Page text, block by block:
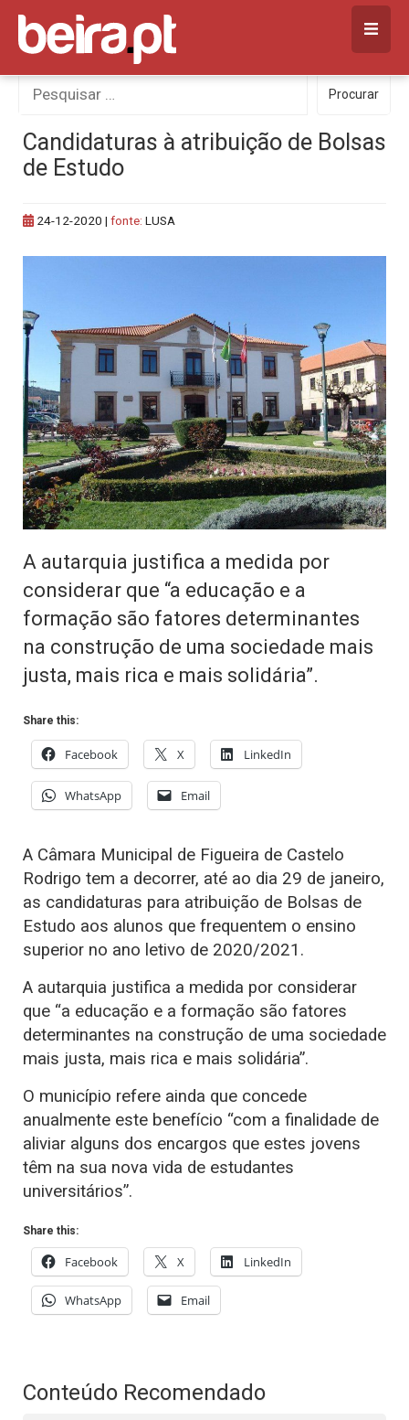
Skip
content
Procurar
por:
Procurar
Candidaturas à atribuição de Bolsas
de Estudo
24-12-2020 | fonte: LUSA
A autarquia justifica a medida por
considerar que “a educação e a
formação são fatores determinantes
na construção de uma sociedade mais
justa, mais rica e mais solidária”.
Share this:
Facebook X LinkedIn
WhatsApp Email
A Câmara Municipal de Figueira de Castelo
Rodrigo tem a decorrer, até ao dia 29 de janeiro,
as candidaturas para atribuição de Bolsas de
Estudo aos alunos que frequentem o ensino
superior no ano letivo de 2020/2021.
A autarquia justifica a medida por considerar
que “a educação e a formação são fatores
determinantes na construção de uma sociedade
mais justa, mais rica e mais solidária”.
O município refere ainda que concede
anualmente este benefício “com a finalidade de
aliviar alguns dos encargos que estes jovens
têm na sua nova vida de estudantes
universitários”.
Share this:
Facebook X LinkedIn
WhatsApp Email
Conteúdo Recomendado